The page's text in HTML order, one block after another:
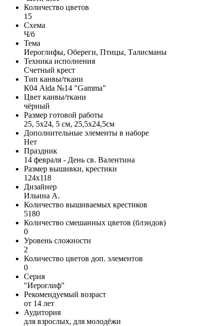
Количество цветов
15
Схема
Ч/б
Тема
Иероглифы, Обереги, Птицы, Талисманы
Техника исполнения
Счетный крест
Тип канвы/ткани
К04 Aida №14 "Gamma"
Цвет канвы/ткани
чёрный
Размер готовой работы
25, 5x24, 5 см, 25,5x24,5см
Дополнительные элементы в наборе
Нет
Праздник
14 февраля - День св. Валентина
Размер вышивки, крестики
124x118
Дизайнер
Ильина А.
Количество вышиваемых крестиков
5180
Количество смешанных цветов (блэндов)
0
Уровень сложности
2
Количество цветов доп. элементов
0
Серия
"Иероглиф"
Рекомендуемый возраст
от 14 лет
Аудитория
для взрослых, для молодёжи